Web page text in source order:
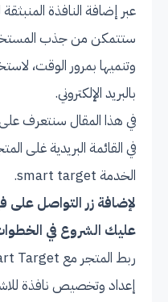
عبر إضافة النافذة المنبثقة
ستتمكن من جذب
وتنميها بمرور الوقت،
بالبريد الإلكتروني.
في هذا المقال سنتعرف
في القائمة البريدية غلى
الخدمة smart target.
لإضافة زر التواصل
عليك الشروع في الخطوات
ربط المتجر مع Smart Target.
إعداد وتخصيص نافذة